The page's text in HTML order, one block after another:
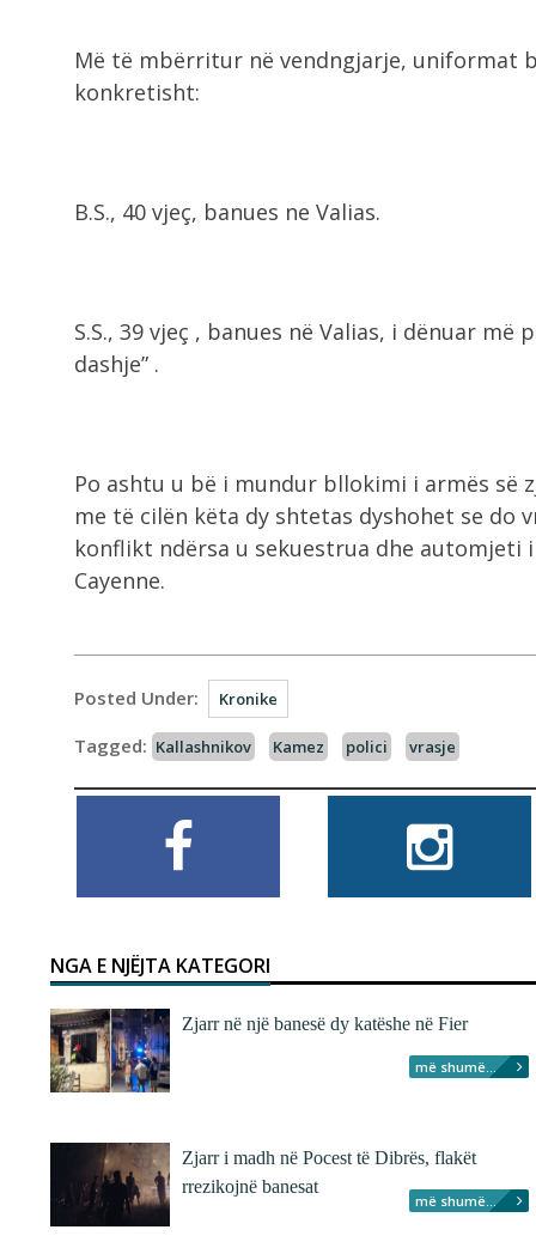
Më të mbërritur në vendngjarje, uniformat
konkretisht:
B.S., 40 vjeç, banues ne Valias.
S.S., 39 vjeç , banues në Valias, i dënuar
dashje” .
Po ashtu u bë i mundur bllokimi i armës së
me të cilën këta dy shtetas dyshohet se
konflikt ndërsa u sekuestrua dhe automjeti
Cayenne.
Posted Under: Kronike
Tagged: Kallashnikov Kamez polici vrasje
NGA E NJËJTA KATEGORI
Zjarr në një banesë dy katëshe në Fier
më shumë...
Zjarr i madh në Pocest të Dibrës, flakët
rrezikojnë banesat
më shumë...